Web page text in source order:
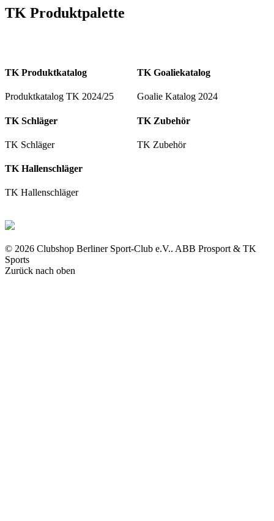
TK Produktpalette
TK Produktkatalog
Produktkatalog TK 2024/25
TK Goaliekatalog
Goalie Katalog 2024
TK Schläger
TK Schläger
TK Zubehör
TK Zubehör
TK Hallenschläger
TK Hallenschläger
© 2026 Clubshop Berliner Sport-Club e.V.. ABB Prosport & TK
Sports
Zurück nach oben